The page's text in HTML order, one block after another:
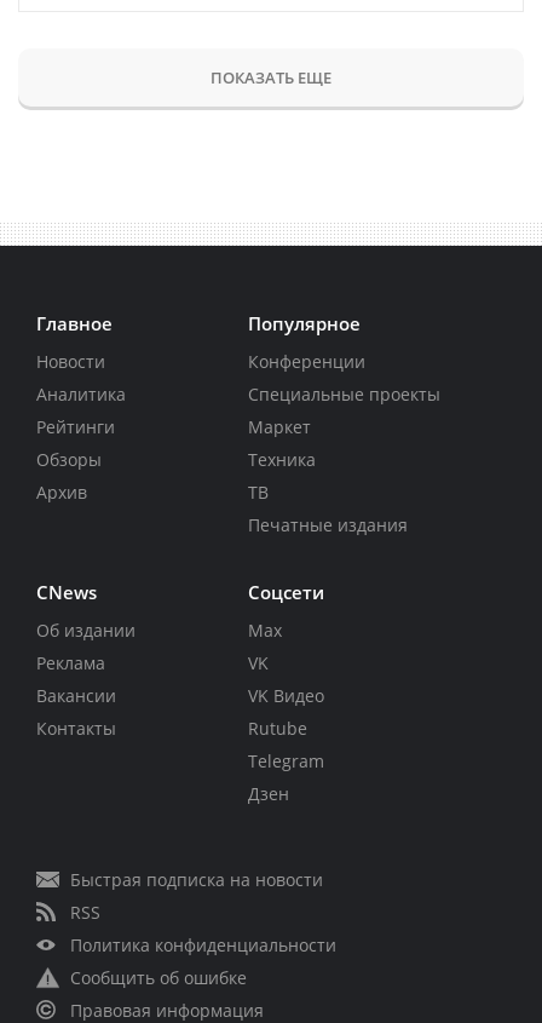
ПОКАЗАТЬ ЕЩЕ
Главное
Новости
Аналитика
Рейтинги
Обзоры
Архив
Популярное
Конференции
Специальные проекты
Маркет
Техника
ТВ
Печатные издания
CNews
Об издании
Реклама
Вакансии
Контакты
Соцсети
Max
VK
VK Видео
Rutube
Telegram
Дзен
Быстрая подписка на новости
RSS
Политика конфиденциальности
Сообщить об ошибке
Правовая информация